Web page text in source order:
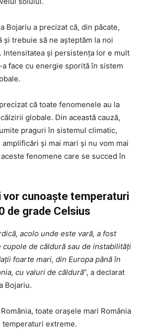
Bojariu a precizat că, din păcate,
și trebuie să ne așteptăm la noi
Intensitatea și persistența lor e mult
a face cu energie sporită în sistem
că toate fenomenele au la
globale. Din această cauză,
praguri în sistemul climatic,
și mai mari și nu vom mai
fenomene care se succed în
vor cunoaște temperaturi
de grade Celsius
acolo unde este vară, a fost
cupole de căldură sau de instabilități
foarte mari, din Europa până în
cu valuri de căldură”, a declarat
Bojariu.
toate orașele mari România
extreme.